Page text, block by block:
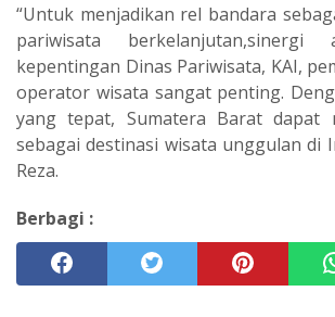
“Untuk menjadikan rel bandara
pariwisata berkelanjutan,sinergi
kepentingan Dinas Pariwisata, KAI,
operator wisata sangat penting.
yang tepat, Sumatera Barat dapat
sebagai destinasi wisata unggulan di
Reza.
Berbagi :